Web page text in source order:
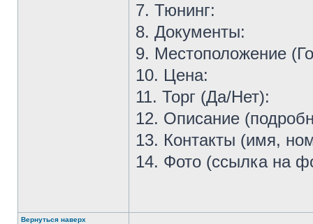
7. Тюнинг:
8. Документы:
9. Местоположение
10. Цена:
11. Торг (Да/Нет):
12. Описание
13. Контакты (имя,
14. Фото (ссылка на
Вернуться наверх